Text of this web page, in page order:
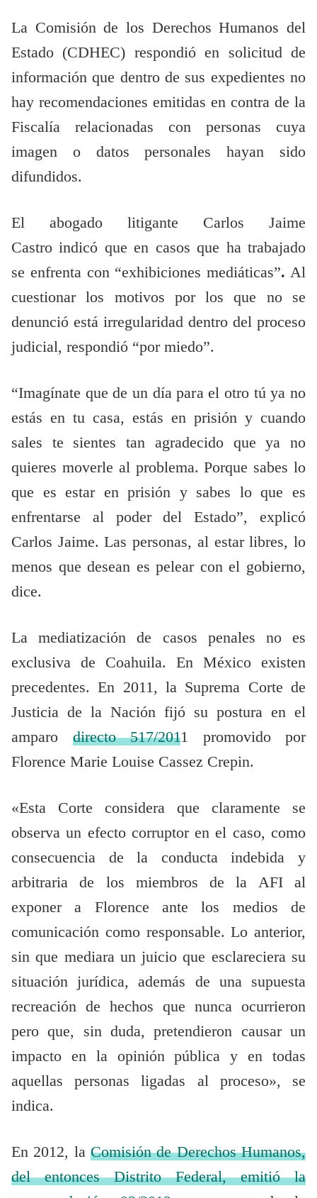
La Comisión de los Derechos Humanos del
Estado (CDHEC) respondió en solicitud de
información que dentro de sus expedientes no
hay recomendaciones emitidas en contra de la
Fiscalía relacionadas con personas cuya
imagen o datos personales hayan sido
difundidos.
El abogado litigante Carlos Jaime
Castro indicó que en casos que ha trabajado
se enfrenta con “exhibiciones mediáticas”. Al
cuestionar los motivos por los que no se
denunció está irregularidad dentro del proceso
judicial, respondió “por miedo”.
“Imagínate que de un día para el otro tú ya no
estás en tu casa, estás en prisión y cuando
sales te sientes tan agradecido que ya no
quieres moverle al problema. Porque sabes lo
que es estar en prisión y sabes lo que es
enfrentarse al poder del Estado”, explicó
Carlos Jaime. Las personas, al estar libres, lo
menos que desean es pelear con el gobierno,
dice.
La mediatización de casos penales no es
exclusiva de Coahuila. En México existen
precedentes. En 2011, la Suprema Corte de
Justicia de la Nación fijó su postura en el
amparo directo 517/2011 promovido por
Florence Marie Louise Cassez Crepin.
«Esta Corte considera que claramente se
observa un efecto corruptor en el caso, como
consecuencia de la conducta indebida y
arbitraria de los miembros de la AFI al
exponer a Florence ante los medios de
comunicación como responsable. Lo anterior,
sin que mediara un juicio que esclareciera su
situación jurídica, además de una supuesta
recreación de hechos que nunca ocurrieron
pero que, sin duda, pretendieron causar un
impacto en la opinión pública y en todas
aquellas personas ligadas al proceso», se
indica.
En 2012, la Comisión de Derechos Humanos,
del entonces Distrito Federal, emitió la